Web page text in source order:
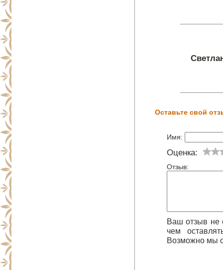
Оставьте свой
Имя:
Оценка:
Отзыв:
Ваш отзыв не
чем
Возможно мы